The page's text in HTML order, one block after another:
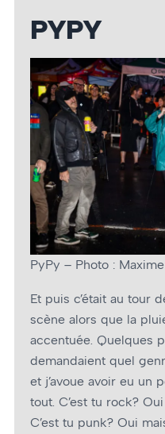
PYPY
PyPy – Photo :
Et puis c’était au tour
scène alors que la
accentuée. Quelques
demandaient quel
et j’avoue avoir eu un
tout. C’est tu rock?
C’est tu punk? Oui